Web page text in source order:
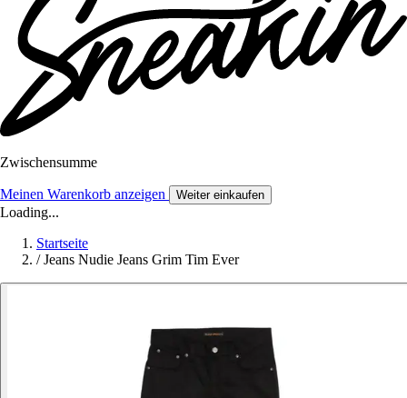
Zwischensumme
Meinen Warenkorb anzeigen Weiter einkaufen
Loading...
Startseite
/ Jeans Nudie Jeans Grim Tim Ever